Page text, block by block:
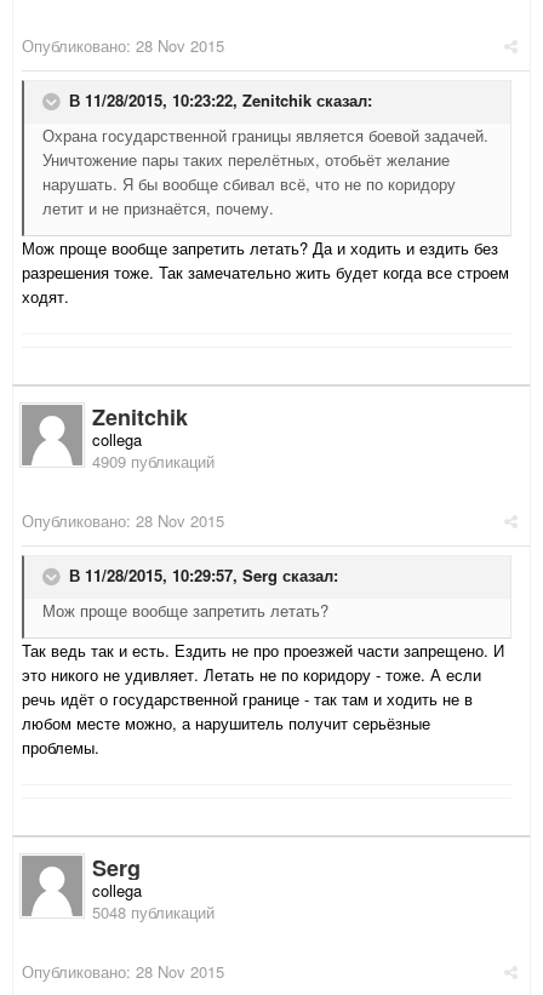
Опубликовано: 28 Nov 2015
В 11/28/2015, 10:23:22, Zenitchik сказал:
Охрана государственной границы является боевой задачей.
Уничтожение пары таких перелётных, отобьёт желание
нарушать. Я бы вообще сбивал всё, что не по коридору
летит и не признаётся, почему.
Мож проще вообще запретить летать? Да и ходить и ездить без
разрешения тоже. Так замечательно жить будет когда все строем
ходят.
Zenitchik
collega
4909 публикаций
Опубликовано: 28 Nov 2015
В 11/28/2015, 10:29:57, Serg сказал:
Мож проще вообще запретить летать?
Так ведь так и есть. Ездить не про проезжей части запрещено. И
это никого не удивляет. Летать не по коридору - тоже. А если
речь идёт о государственной границе - так там и ходить не в
любом месте можно, а нарушитель получит серьёзные
проблемы.
Serg
collega
5048 публикаций
Опубликовано: 28 Nov 2015